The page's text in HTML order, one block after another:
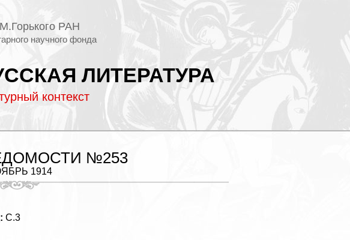
РАН
научного фонда
ЛИТЕРАТУРА
контекст
№253
1914
C.3